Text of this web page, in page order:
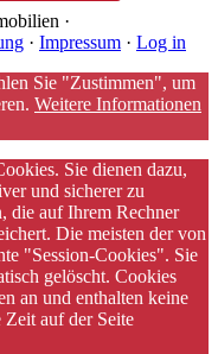
·
· Impressum · Log in
Sie "Zustimmen", um
Weitere Informationen
Sie dienen dazu,
und sicherer zu
die auf Ihrem Rechner
Die meisten der von
"Session-Cookies". Sie
gelöscht. Cookies
an und enthalten keine
auf der Seite